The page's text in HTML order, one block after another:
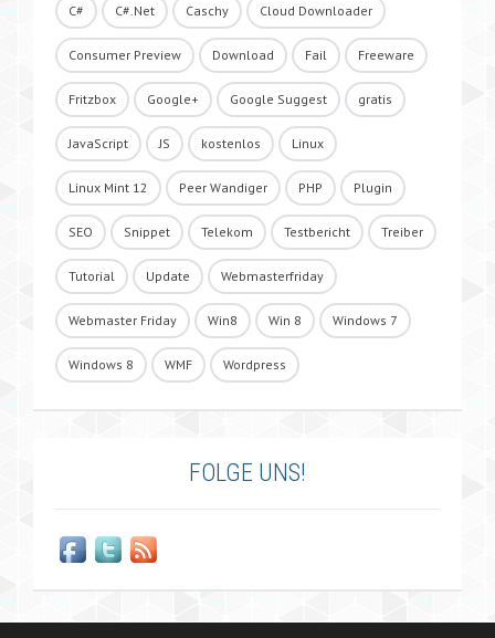
C# C#.Net Caschy Cloud Downloader
Consumer Preview Download Fail Freeware
Fritzbox Google+ Google Suggest gratis
JavaScript JS kostenlos Linux
Linux Mint 12 Peer Wandiger PHP Plugin
SEO Snippet Telekom Testbericht Treiber
Tutorial Update Webmasterfriday
Webmaster Friday Win8 Win 8 Windows 7
Windows 8 WMF Wordpress
FOLGE UNS!